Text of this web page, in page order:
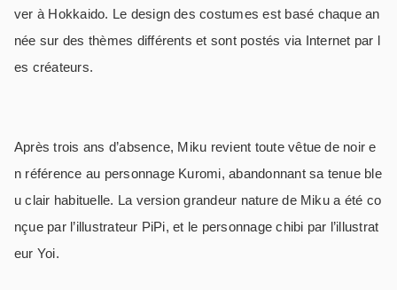
ver à Hokkaido. Le design des costumes est basé chaque an
née sur des thèmes différents et sont postés via Internet par l
es créateurs.
Après trois ans d’absence, Miku revient toute vêtue de noir e
n référence au personnage Kuromi, abandonnant sa tenue ble
u clair habituelle. La version grandeur nature de Miku a été co
nçue par l’illustrateur PiPi, et le personnage chibi par l’illustrat
eur Yoi.